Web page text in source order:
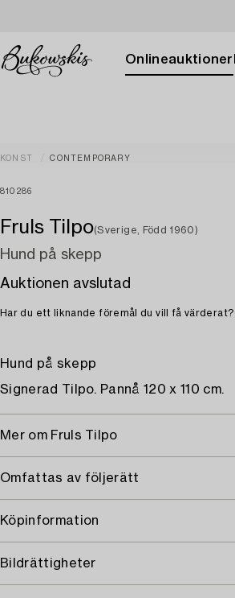
Onlineauktioner
KONST CONTEMPORARY
810286
Fruls Tilpo(Sverige, Född 1960)
Hund på skepp
Auktionen avslutad
Har du ett liknande föremål du vill få värderat?
Hund på skepp
Signerad Tilpo. Pannå 120 x 110 cm.
Mer om Fruls Tilpo
Omfattas av följerätt
Köpinformation
Bildrättigheter